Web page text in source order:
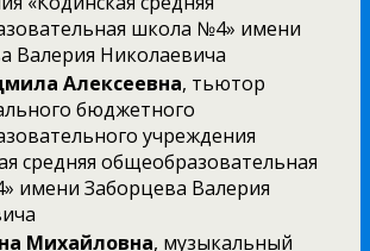
школа №4» имени
Валерия Николаевича
Алексеевна, тьютор
бюджетного
учреждения
средняя общеобразовательная
имени Заборцева Валерия
Михайловна, музыкальный